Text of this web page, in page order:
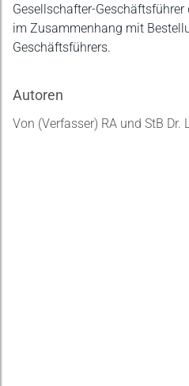
Gesellschafter-
im Zusammenhang mit
Geschäftsführers.
Autoren
Von (Verfasser) RA und StB